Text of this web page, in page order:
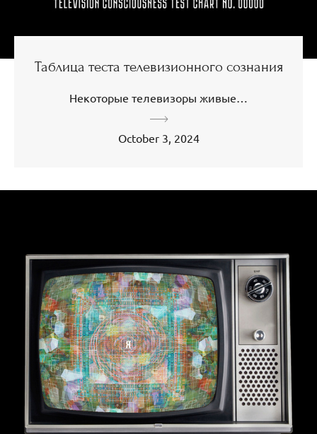
Таблица теста телевизионного сознания
Некоторые телевизоры живые…
October 3, 2024